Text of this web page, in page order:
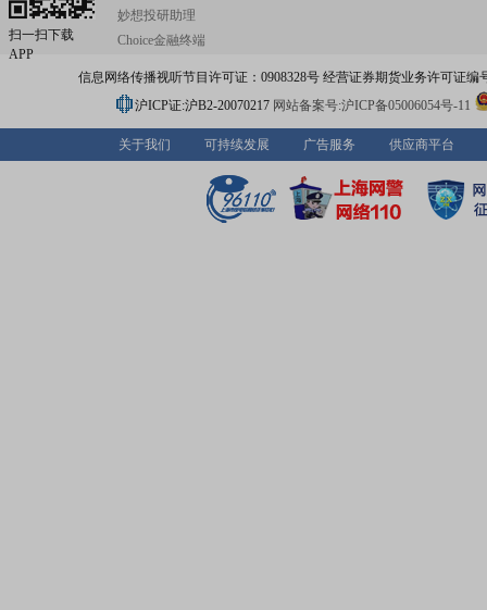
扫一扫下载
APP
妙想投研助理
Choice金融终端
信息网络传播视听节目许可证：0908328号 经营证券期货业务许可证编
沪ICP证:沪B2-20070217 网站备案号:沪ICP备05006054号-11
关于我们 可持续发展 广告服务 供应商平台